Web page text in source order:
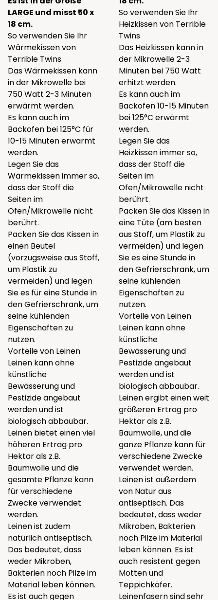
LARGE und misst 50 x
18 cm.
So verwenden Sie Ihr
Wärmekissen von
Terrible Twins
Das Wärmekissen kann
in der Mikrowelle bei
750 Watt 2-3 Minuten
erwärmt werden.
Es kann auch im
Backofen bei 125°C für
10-15 Minuten erwärmt
werden.
Legen Sie das
Wärmekissen immer so,
dass der Stoff die
Seiten im
Ofen/Mikrowelle nicht
berührt.
Packen Sie das Kissen in
einen Beutel
(vorzugsweise aus Stoff,
um Plastik zu
vermeiden) und legen
Sie es für eine Stunde in
den Gefrierschrank, um
seine kühlenden
Eigenschaften zu
nutzen.
Vorteile von Leinen
Leinen kann ohne
künstliche
Bewässerung und
Pestizide angebaut
werden und ist
biologisch abbaubar.
Leinen bietet einen viel
höheren Ertrag pro
Hektar als z.B.
Baumwolle und die
gesamte Pflanze kann
für verschiedene
Zwecke verwendet
werden.
Leinen ist zudem
natürlich antiseptisch.
Das bedeutet, dass
weder Mikroben,
Bakterien noch Pilze im
Material leben können.
Es ist auch gegen
So verwenden Sie Ihr
Heizkissen von Terrible
Twins
Das Heizkissen kann in
der Mikrowelle 2-3
Minuten bei 750 Watt
erhitzt werden.
Es kann auch im
Backofen 10-15 Minuten
bei 125°C erwärmt
werden.
Legen Sie das
Heizkissen immer so,
dass der Stoff die
Seiten im
Ofen/Mikrowelle nicht
berührt.
Packen Sie das Kissen in
eine Tüte (am besten
aus Stoff, um Plastik zu
vermeiden) und legen
Sie es eine Stunde in
den Gefrierschrank, um
seine kühlenden
Eigenschaften zu
nutzen.
Vorteile von Leinen
Leinen kann ohne
künstliche
Bewässerung und
Pestizide angebaut
werden und ist
biologisch abbaubar.
Leinen ergibt einen weit
größeren Ertrag pro
Hektar als z.B.
Baumwolle, und die
ganze Pflanze kann für
verschiedene Zwecke
verwendet werden.
Leinen ist außerdem
von Natur aus
antiseptisch. Das
bedeutet, dass weder
Mikroben, Bakterien
noch Pilze im Material
leben können. Es ist
auch resistent gegen
Motten und
Teppichkäfer.
Leinenfasern sind sehr